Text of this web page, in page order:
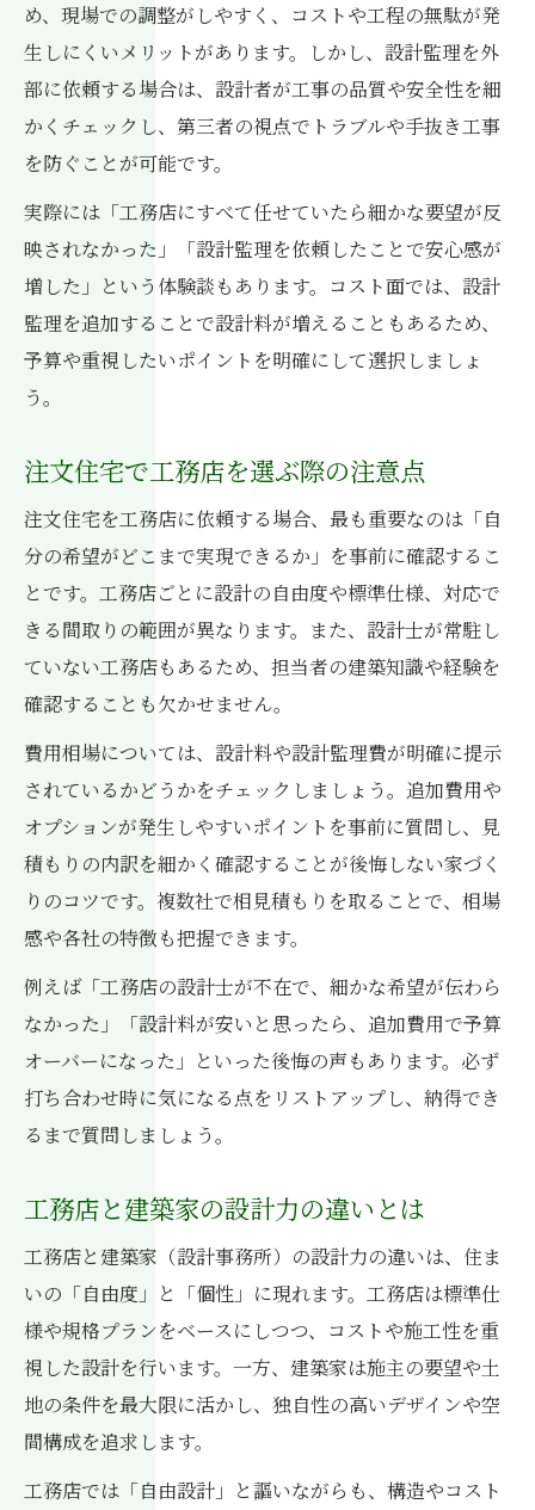
め、現場での調整がしやすく、コストや工程の無駄が発
生しにくいメリットがあります。しかし、設計監理を外
部に依頼する場合は、設計者が工事の品質や安全性を細
かくチェックし、第三者の視点でトラブルや手抜き工事
を防ぐことが可能です。
実際には「工務店にすべて任せていたら細かな要望が反
映されなかった」「設計監理を依頼したことで安心感が
増した」という体験談もあります。コスト面では、設計
監理を追加することで設計料が増えることもあるため、
予算や重視したいポイントを明確にして選択しましょ
う。
注文住宅で工務店を選ぶ際の注意点
注文住宅を工務店に依頼する場合、最も重要なのは「自
分の希望がどこまで実現できるか」を事前に確認するこ
とです。工務店ごとに設計の自由度や標準仕様、対応で
きる間取りの範囲が異なります。また、設計士が常駐し
ていない工務店もあるため、担当者の建築知識や経験を
確認することも欠かせません。
費用相場については、設計料や設計監理費が明確に提示
されているかどうかをチェックしましょう。追加費用や
オプションが発生しやすいポイントを事前に質問し、見
積もりの内訳を細かく確認することが後悔しない家づく
りのコツです。複数社で相見積もりを取ることで、相場
感や各社の特徴も把握できます。
例えば「工務店の設計士が不在で、細かな希望が伝わら
なかった」「設計料が安いと思ったら、追加費用で予算
オーバーになった」といった後悔の声もあります。必ず
打ち合わせ時に気になる点をリストアップし、納得でき
るまで質問しましょう。
工務店と建築家の設計力の違いとは
工務店と建築家（設計事務所）の設計力の違いは、住ま
いの「自由度」と「個性」に現れます。工務店は標準仕
様や規格プランをベースにしつつ、コストや施工性を重
視した設計を行います。一方、建築家は施主の要望や土
地の条件を最大限に活かし、独自性の高いデザインや空
間構成を追求します。
工務店では「自由設計」と謳いながらも、構造やコスト